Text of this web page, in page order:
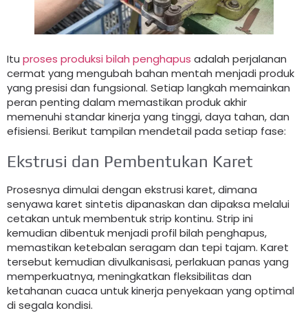
Itu proses produksi bilah penghapus adalah perjalanan
cermat yang mengubah bahan mentah menjadi produk
yang presisi dan fungsional. Setiap langkah memainkan
peran penting dalam memastikan produk akhir
memenuhi standar kinerja yang tinggi, daya tahan, dan
efisiensi. Berikut tampilan mendetail pada setiap fase:
Ekstrusi dan Pembentukan Karet
Prosesnya dimulai dengan ekstrusi karet, dimana
senyawa karet sintetis dipanaskan dan dipaksa melalui
cetakan untuk membentuk strip kontinu. Strip ini
kemudian dibentuk menjadi profil bilah penghapus,
memastikan ketebalan seragam dan tepi tajam. Karet
tersebut kemudian divulkanisasi, perlakuan panas yang
memperkuatnya, meningkatkan fleksibilitas dan
ketahanan cuaca untuk kinerja penyekaan yang optimal
di segala kondisi.